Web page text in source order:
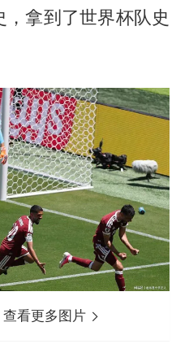
拿到了世界杯队史
看更多图片